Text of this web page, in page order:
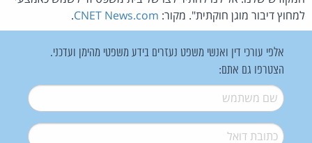
למחוץ דיבור מוגן חוקתית". מקור: CNET News.com
.
אלפי עורכי דין ואנשי משפט נעזרים בידע משפטי מהימן ועדכני.
הצטרפו גם אתם:
שם משתמש*
דואל*